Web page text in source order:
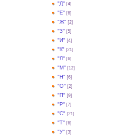
"Д" [4]
"Е" [6]
"Ж" [2]
"З" [5]
"И" [4]
"К" [21]
"Л" [6]
"М" [12]
"Н" [6]
"О" [2]
"П" [9]
"Р" [7]
"С" [21]
"Т" [6]
"У" [3]